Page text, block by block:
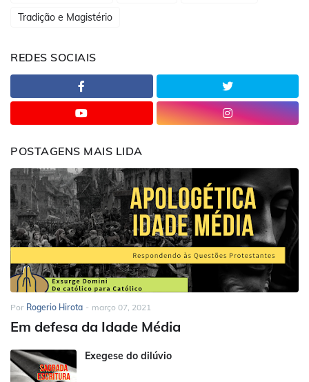
Tradição e Magistério
REDES SOCIAIS
POSTAGENS MAIS LIDA
Por Rogerio Hirota - março 07, 2021
Em defesa da Idade Média
Exegese do dilúvio